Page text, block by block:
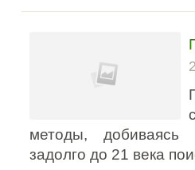
методы, добиваясь
задолго до 21 века